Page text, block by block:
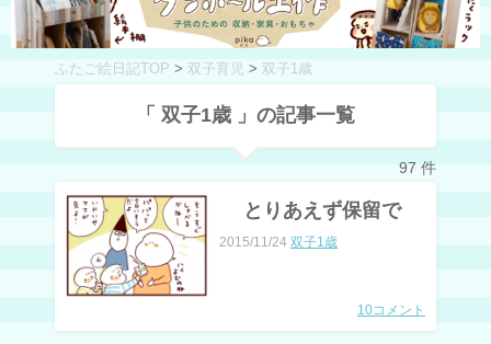
ふたご絵日記TOP > 双子育児 > 双子1歳
「 双子1歳 」の記事一覧
97 件
とりあえず保留で
2015/11/24 双子1歳
10コメント